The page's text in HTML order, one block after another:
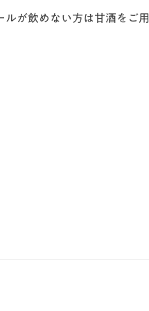
ルが飲めない方は甘酒をご